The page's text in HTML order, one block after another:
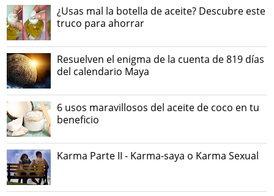
¿Usas mal la botella de aceite? Descubre este
truco para ahorrar
Resuelven el enigma de la cuenta de 819 días
del calendario Maya
6 usos maravillosos del aceite de coco en tu
beneficio
Karma Parte II - Karma-saya o Karma Sexual